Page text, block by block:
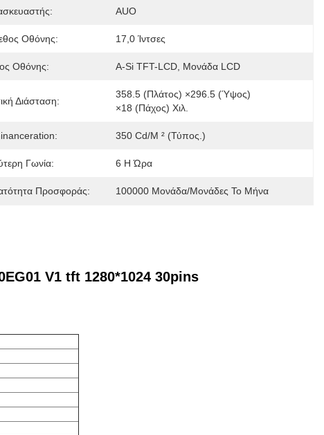
AUO
Οθόνης: 17,0 Ίντσες
Οθόνης: A-Si TFT-LCD, Μονάδα LCD
Διάσταση:
358.5 (πλάτος) ×296.5 (ύψος)
×18 (πάχος) Χιλ.
350 Cd/m ² (τύπος.)
Γωνία: 6 Η Ώρα
Προσφοράς: 100000 Μονάδα/μονάδες Το Μήνα
V1 tft 1280*1024 30pins